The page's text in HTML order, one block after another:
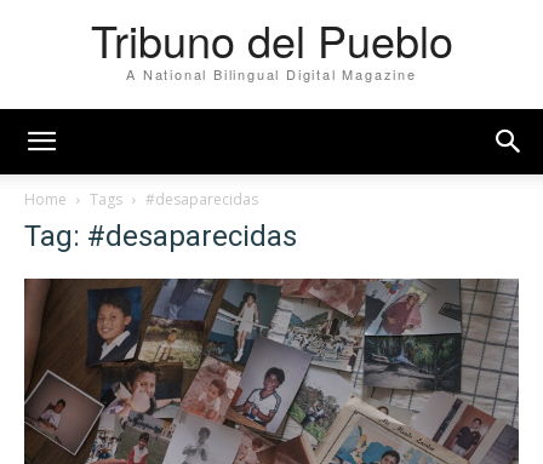
Tribuno del Pueblo
A National Bilingual Digital Magazine
Home Tags #desaparecidas
Tag: #desaparecidas